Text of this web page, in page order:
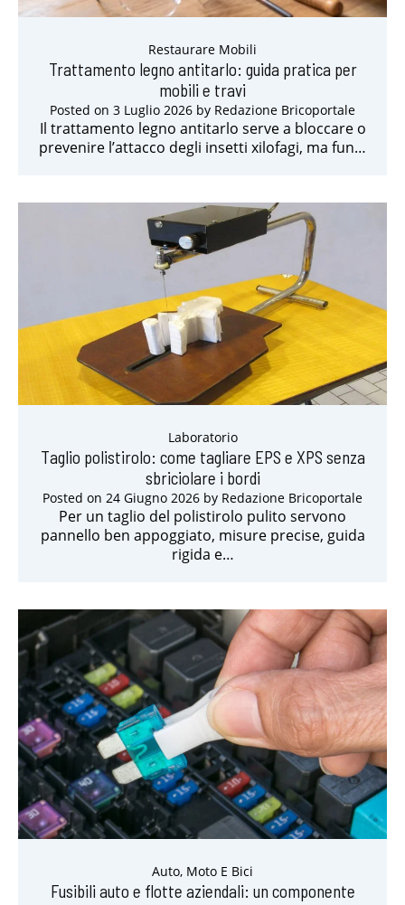
Restaurare Mobili
Trattamento legno antitarlo: guida pratica per
mobili e travi
Posted on 3 Luglio 2026 by Redazione Bricoportale
Il trattamento legno antitarlo serve a bloccare o
prevenire l’attacco degli insetti xilofagi, ma fun…
Laboratorio
Taglio polistirolo: come tagliare EPS e XPS senza
sbriciolare i bordi
Posted on 24 Giugno 2026 by Redazione Bricoportale
Per un taglio del polistirolo pulito servono
pannello ben appoggiato, misure precise, guida
rigida e…
Auto, Moto E Bici
Fusibili auto e flotte aziendali: un componente